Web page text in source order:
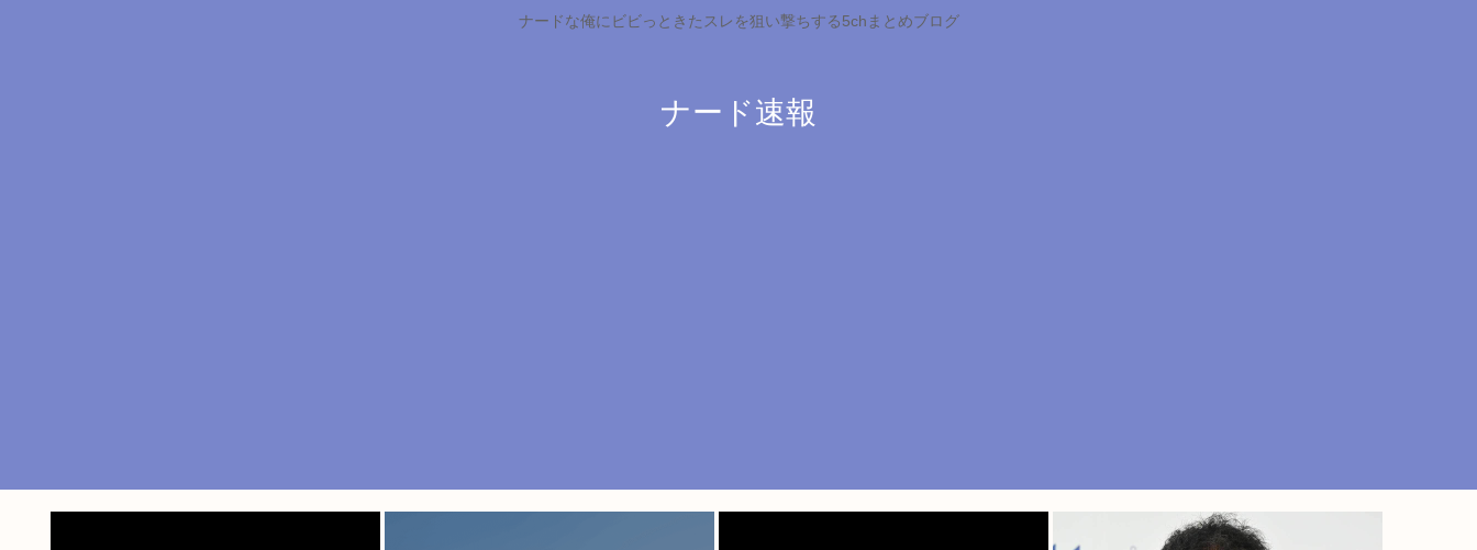
ナードな俺にビビっときたスレを狙い撃ちする5chまとめブログ
ナード速報